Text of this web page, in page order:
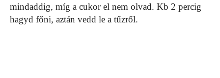
mindaddig, míg a cukor el nem olvad. Kb 2 percig
hagyd főni, aztán vedd le a tűzről.